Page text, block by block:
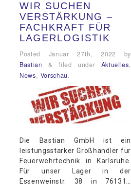
WIR SUCHEN
VERSTÄRKUNG –
FACHKRAFT FÜR
LAGERLOGISTIK
Posted Januar 27th, 2022 by
Bastian
& filed under Aktuelles,
News, Vorschau.
Die Bastian GmbH ist ein
leistungsstarker Großhändler für
Feuerwehrtechnik in Karlsruhe.
Für unser Lager in der
Essenweinstr. 38 in 76131…